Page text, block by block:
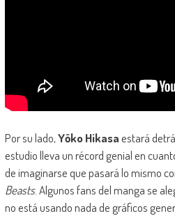
Por su lado,Yōko Hikasaestará
estudio lleva un récord genial en
de imaginarse que pasará lo mismo
Beasts. Algunos fans del manga se
no está usando nada de gráficos